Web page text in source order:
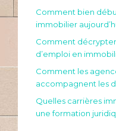
Comment bien
immobilier
Comment
d’emploi en
Comment les
accompagnent les
Quelles carrières
une formation